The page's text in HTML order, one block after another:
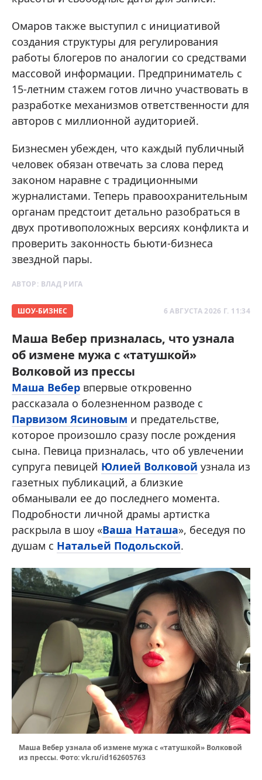
Омаров также выступил с инициативой
создания структуры для регулирования
работы блогеров по аналогии со средствами
массовой информации. Предприниматель с
15-летним стажем готов лично участвовать в
разработке механизмов ответственности для
авторов с миллионной аудиторией.
Бизнесмен убежден, что каждый публичный
человек обязан отвечать за слова перед
законом наравне с традиционными
журналистами. Теперь правоохранительным
органам предстоит детально разобраться в
двух противоположных версиях конфликта и
проверить законность бьюти-бизнеса
звездной пары.
АВТОР: ВЛАД РИГА
ШОУ-БИЗНЕС 6 АВГУСТА 2026 Г. 11:34
Маша Вебер призналась, что узнала
об измене мужа с «татушкой»
Волковой из прессы
Маша Вебер впервые откровенно
рассказала о болезненном разводе с
Парвизом Ясиновым и предательстве,
которое произошло сразу после рождения
сына. Певица призналась, что об увлечении
супруга певицей Юлией Волковой узнала из
газетных публикаций, а близкие
обманывали ее до последнего момента.
Подробности личной драмы артистка
раскрыла в шоу «Ваша Наташа», беседуя по
душам с Натальей Подольской.
Маша Вебер узнала об измене мужа с «татушкой» Волковой
из прессы. Фото: vk.ru/id162605763